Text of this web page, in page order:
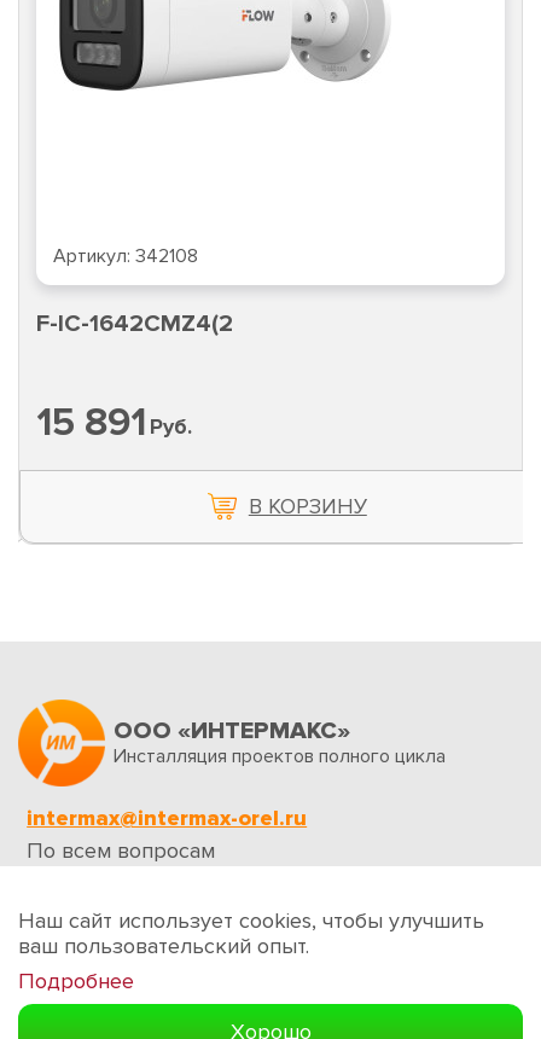
Артикул: 342108
F-IC-1642CMZ4(2
15 891 Руб.
В КОРЗИНУ
ООО «ИНТЕРМАКС»
Инсталляция проектов полного цикла
intermax@intermax-orel.ru
По всем вопросам
Обратная связь
Наш сайт использует cookies, чтобы улучшить
ваш пользовательский опыт.
Подробнее
Хорошо